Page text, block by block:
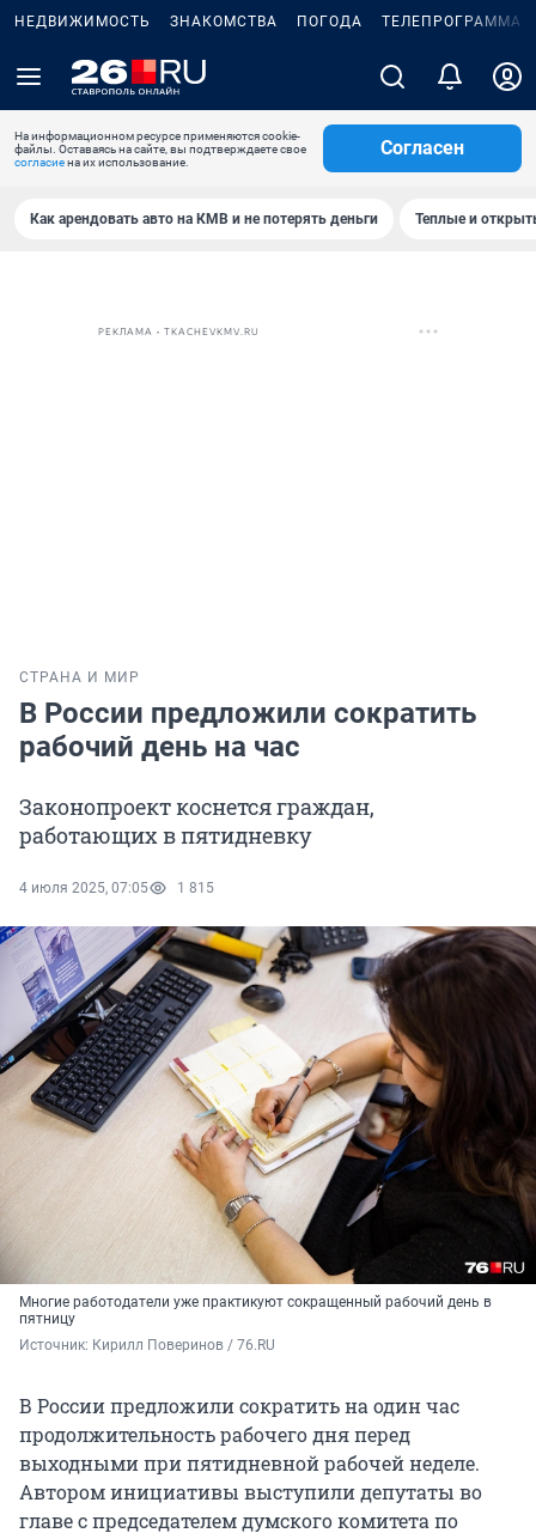
НЕДВИЖИМОСТЬ ЗНАКОМСТВА ПОГОДА ТЕЛЕПРОГРАММА
На информационном ресурсе применяются cookie-
файлы. Оставаясь на сайте, вы подтверждаете свое
согласиена их использование.
Согласен
Как арендовать авто на КМВ и не потерять деньги Теплые и
РЕКЛАМА • TKACHEVKMV.RU
СТРАНА И МИР
В России предложили сократить
рабочий день на час
Законопроект коснется граждан,
работающих в пятидневку
4 июля 2025, 07:05 1 815
Многие работодатели уже практикуют сокращенный рабочий день в
пятницу
Источник: Кирилл Поверинов / 76.RU
В России предложили сократить на один час
продолжительность рабочего дня перед
выходными при пятидневной рабочей неделе.
Автором инициативы выступили депутаты во
главе с председателем думского комитета по